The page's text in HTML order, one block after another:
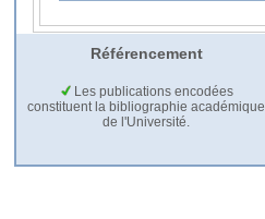
Référencement
Les publications encodées
constituent la bibliographie académique
de l'Université.